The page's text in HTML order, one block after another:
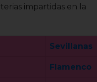
impartidas en la
Sevillanas
Flamenco